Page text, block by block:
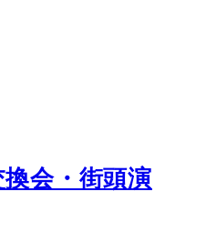
会・街頭演